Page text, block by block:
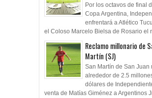
Por los octavos de final
Copa Argentina,
enfrentará a Atlético
el Coloso Marcelo Bielsa de Rosario el
Reclamo millonario de
Martín (SJ)
San Martín de San Juan
alrededor de 2.5
dólares de
venta de Matías Giménez a Argentinos